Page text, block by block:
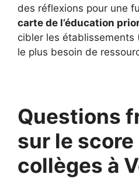
des réflexions pour une
carte de l’éducation
cibler les établissements
le plus besoin de
Questions
sur le score
collèges à